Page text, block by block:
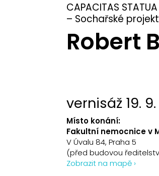
CAPACITAS
– Sochařské
Robert
vernisáž 19. 9.
Místo konání:
Fakultní nemocnice v
V Úvalu 84, Praha 5
(před budovou
Zobrazit na mapě ›